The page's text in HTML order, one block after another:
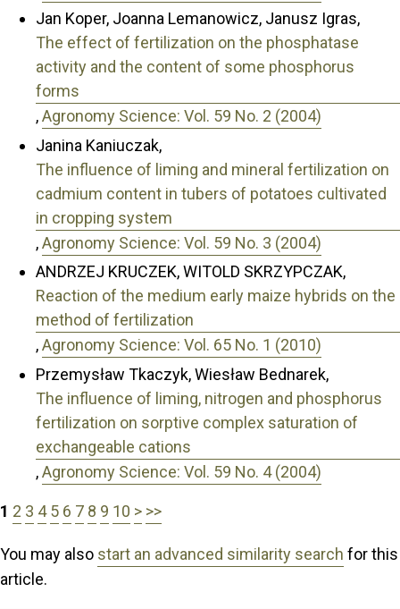
Jan Koper, Joanna Lemanowicz, Janusz Igras,
The effect of fertilization on the phosphatase
activity and the content of some phosphorus
forms
,Agronomy Science: Vol. 59 No. 2 (2004)
Janina Kaniuczak,
The influence of liming and mineral fertilization on
cadmium content in tubers of potatoes cultivated
in cropping system
,Agronomy Science: Vol. 59 No. 3 (2004)
ANDRZEJ KRUCZEK, WITOLD SKRZYPCZAK,
Reaction of the medium early maize hybrids on the
method of fertilization
,Agronomy Science: Vol. 65 No. 1 (2010)
Przemysław Tkaczyk, Wiesław Bednarek,
The influence of liming, nitrogen and phosphorus
fertilization on sorptive complex saturation of
exchangeable cations
,Agronomy Science: Vol. 59 No. 4 (2004)
1 2 3 4 5 6 7 8 9 10 > >>
You may also start an advanced similarity search for this
article.